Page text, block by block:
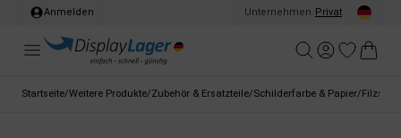
Anmelden Unternehmen Privat
Startseite/Weitere Produkte/Zubehör & Ersatzteile/Schilderfarbe & Papier/